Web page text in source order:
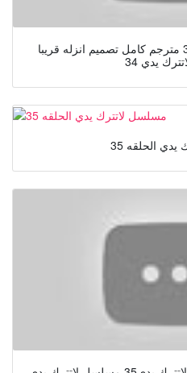
مسلسل لاتترك يدي الحلقه 34 مترجم كامل تصميم انزله قريبا
الحلقه 35